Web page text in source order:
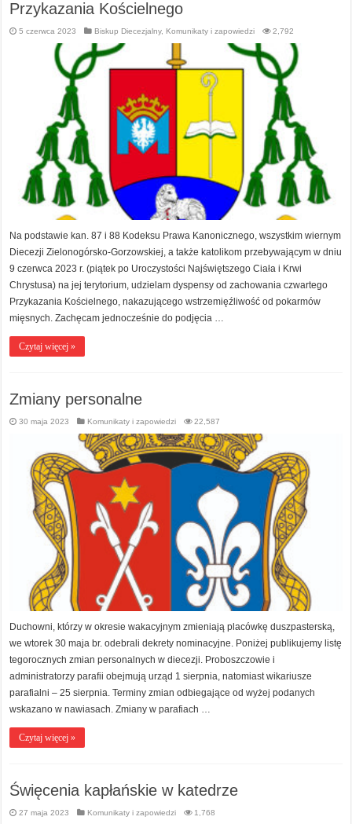
Przykazania Kościelnego
5 czerwca 2023 Biskup Diecezjalny, Komunikaty i zapowiedzi 2,792
Na podstawie kan. 87 i 88 Kodeksu Prawa Kanonicznego, wszystkim wiernym
Diecezji Zielonogórsko-Gorzowskiej, a także katolikom przebywającym w dniu
9 czerwca 2023 r. (piątek po Uroczystości Najświętszego Ciała i Krwi
Chrystusa) na jej terytorium, udzielam dyspensy od zachowania czwartego
Przykazania Kościelnego, nakazującego wstrzemięźliwość od pokarmów
mięsnych. Zachęcam jednocześnie do podjęcia …
Czytaj więcej »
Zmiany personalne
30 maja 2023 Komunikaty i zapowiedzi 22,587
Duchowni, którzy w okresie wakacyjnym zmieniają placówkę duszpasterską,
we wtorek 30 maja br. odebrali dekrety nominacyjne. Poniżej publikujemy listę
tegorocznych zmian personalnych w diecezji. Proboszczowie i
administratorzy parafii obejmują urząd 1 sierpnia, natomiast wikariusze
parafialni – 25 sierpnia. Terminy zmian odbiegające od wyżej podanych
wskazano w nawiasach. Zmiany w parafiach …
Czytaj więcej »
Święcenia kapłańskie w katedrze
27 maja 2023 Komunikaty i zapowiedzi 1,768